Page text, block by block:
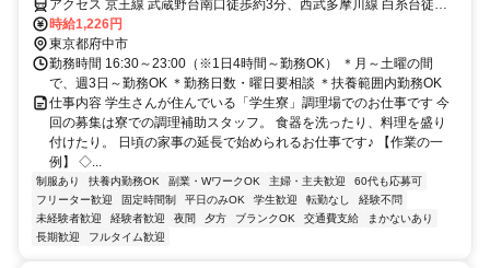
アクセス 京王線 武蔵野台南口徒歩約3分、西武多摩川線 白糸台徒歩
約9分、京王線 多磨霊園北口徒歩約12分
時給1,226円
東京都府中市
勤務時間 16:30～23:00（※1日4時間～勤務OK） ＊月～土曜の間
で、週3日～勤務OK ＊勤務日数・曜日要相談 ＊扶養範囲内勤務OK
仕事内容 学生さんが住んでいる「学生寮」調理場でのお仕事です 今
回の募集は寮での調理補助スタッフ。 食器を洗ったり、料理を盛り
付けたり。 日頃の家事の延長で始められるお仕事です♪ 【作業の一
例】 ◇...
制服あり 扶養内勤務OK 副業・WワークOK 主婦・主夫歓迎
60代も応募可
フリーター歓迎
固定時間制 平日のみOK 学生歓迎 転勤なし
経験不問
未経験者歓迎
経験者歓迎 夜間 夕方 ブランクOK 交通費支給
まかないあり
長期歓迎
フルタイム歓迎